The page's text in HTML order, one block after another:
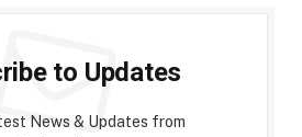
to Updates
News & Updates from